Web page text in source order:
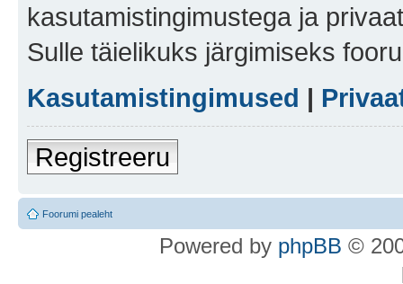
kasutamistingimustega ja
Sulle täielikuks järgimiseks
Kasutamistingimused |
Registreeru
Foorumi pealeht
Powered by phpBB ©